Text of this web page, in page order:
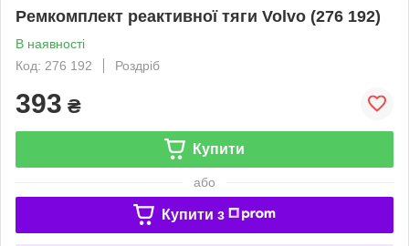
Ремкомплект реактивної тяги Volvo (276 192)
В наявності
Код: 276 192
Роздріб
393 ₴
Купити
або
Купити з